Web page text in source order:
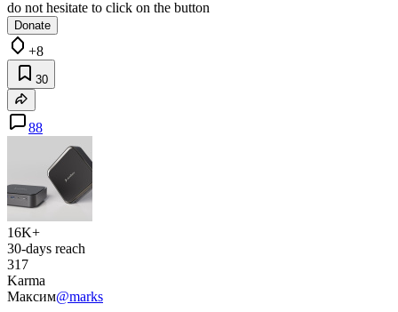
do not hesitate to click on the button
Donate
+8
30
88
16K+
30-days reach
317
Karma
Максим@marks